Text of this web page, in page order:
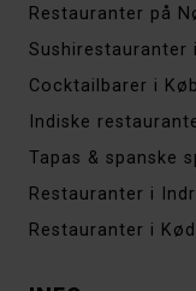
Restauranter på
Sushirestauranter
Cocktailbarer i
Indiske
Tapas & spanske
Restauranter i
Restauranter i